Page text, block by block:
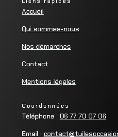
Accueil
Qui sommes-nous
Nos démarches
Contact
Mentions légales
Coordonnées
Téléphone : 06 77 70 07 06
Email :